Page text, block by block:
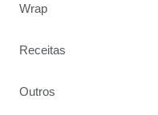
Wrap
Receitas
Outros